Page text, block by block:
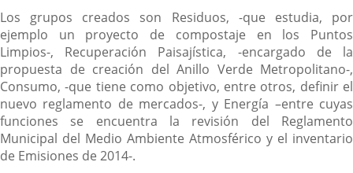
Los grupos creados son Residuos, -que estudia, por
ejemplo un proyecto de compostaje en los Puntos
Limpios-, Recuperación Paisajística, -encargado de la
propuesta de creación del Anillo Verde Metropolitano-,
Consumo, -que tiene como objetivo, entre otros, definir el
nuevo reglamento de mercados-, y Energía –entre cuyas
funciones se encuentra la revisión del Reglamento
Municipal del Medio Ambiente Atmosférico y el inventario
de Emisiones de 2014-.